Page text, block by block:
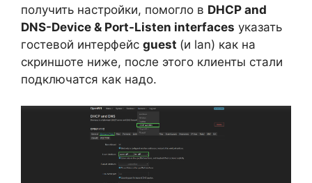
получить настройки, помогло в DHCP and
DNS-Device & Port-Listen interfaces указать
гостевой интерфейс guest (и lan) как на
скриншоте ниже, после этого клиенты стали
подключатся как надо.